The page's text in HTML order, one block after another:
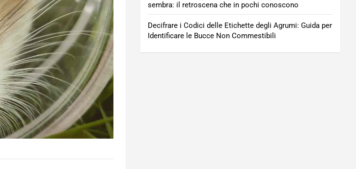
sembra: il retroscena che in pochi conoscono
Decifrare i Codici delle Etichette degli Agrumi: Guida per
Identificare le Bucce Non Commestibili